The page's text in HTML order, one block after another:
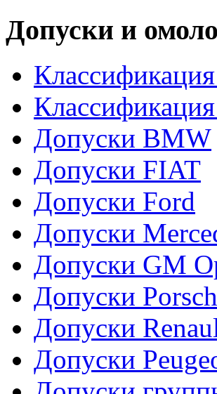
Допуски и
Допуски BMW
Допуски FIAT
Допуски Ford
Допуски
Допуски GM
Допуски
Допуски
Допуски